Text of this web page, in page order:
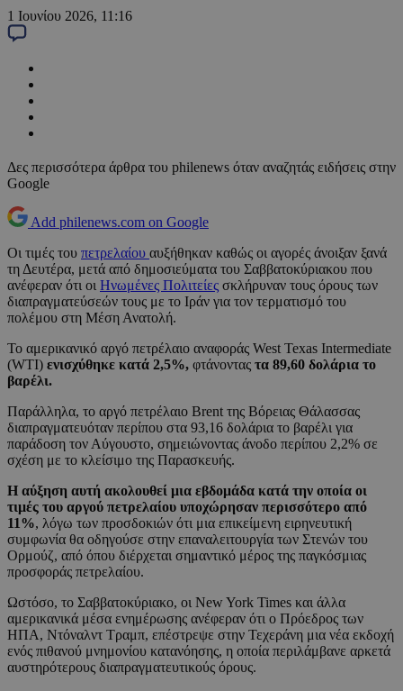
1 Ιουνίου 2026, 11:16
Δες περισσότερα άρθρα του philenews όταν αναζητάς ειδήσεις στην
Google
Add philenews.com on Google
Οι τιμές του πετρελαίου αυξήθηκαν καθώς οι αγορές άνοιξαν ξανά
τη Δευτέρα, μετά από δημοσιεύματα του Σαββατοκύριακου που
ανέφεραν ότι οι Ηνωμένες Πολιτείες σκλήρυναν τους όρους των
διαπραγματεύσεών τους με το Ιράν για τον τερματισμό του
πολέμου στη Μέση Ανατολή.
Το αμερικανικό αργό πετρέλαιο αναφοράς West Texas Intermediate
(WTI) ενισχύθηκε κατά 2,5%, φτάνοντας τα 89,60 δολάρια το
βαρέλι.
Παράλληλα, το αργό πετρέλαιο Brent της Βόρειας Θάλασσας
διαπραγματευόταν περίπου στα 93,16 δολάρια το βαρέλι για
παράδοση τον Αύγουστο, σημειώνοντας άνοδο περίπου 2,2% σε
σχέση με το κλείσιμο της Παρασκευής.
Η αύξηση αυτή ακολουθεί μια εβδομάδα κατά την οποία οι
τιμές του αργού πετρελαίου υποχώρησαν περισσότερο από
11%, λόγω των προσδοκιών ότι μια επικείμενη ειρηνευτική
συμφωνία θα οδηγούσε στην επαναλειτουργία των Στενών του
Ορμούζ, από όπου διέρχεται σημαντικό μέρος της παγκόσμιας
προσφοράς πετρελαίου.
Ωστόσο, το Σαββατοκύριακο, οι New York Times και άλλα
αμερικανικά μέσα ενημέρωσης ανέφεραν ότι ο Πρόεδρος των
ΗΠΑ, Ντόναλντ Τραμπ, επέστρεψε στην Τεχεράνη μια νέα εκδοχή
ενός πιθανού μνημονίου κατανόησης, η οποία περιλάμβανε αρκετά
αυστηρότερους διαπραγματευτικούς όρους.